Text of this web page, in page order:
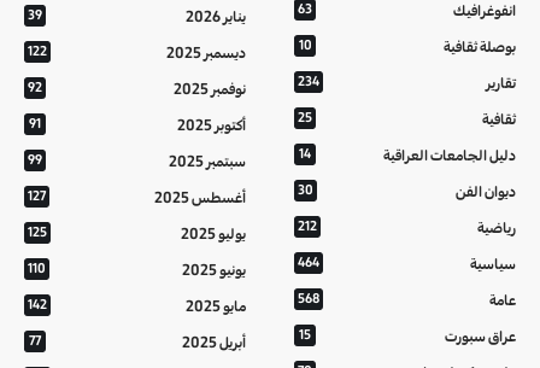
انفوغرافيك 63
بوصلة ثقافية 10
تقارير 234
ثقافية 25
دليل الجامعات العراقية 14
ديوان الفن 30
رياضية 212
سياسية 464
عامة 568
عراق سبورت 15
يناير 2026 39
ديسمبر 2025 122
نوفمبر 2025 92
أكتوبر 2025 91
سبتمبر 2025 99
أغسطس 2025 127
يوليو 2025 125
يونيو 2025 110
مايو 2025 142
أبريل 2025 77